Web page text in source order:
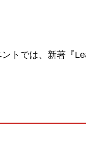
は、新